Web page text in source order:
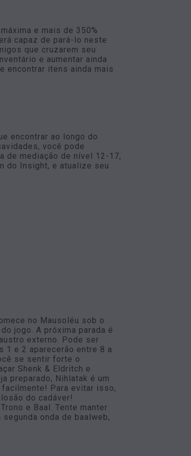
e mais de 350%
capaz de pará-lo neste
que cruzarem seu
e aumentar ainda
encontrar itens ainda mais
encontrar ao longo do
você pode
de mediação de nível 12-17,
do Insight, e atualize seu
no Mausoléu sob o
jogo. A próxima parada é
externo. Pode ser
1 e 2 aparecerão entre 8 a
se sentir forte o
Shenk & Eldritch e
preparado, Nihlatak é um
Para evitar isso,
do cadáver!
e Baal. Tente manter
onda de baalweb,